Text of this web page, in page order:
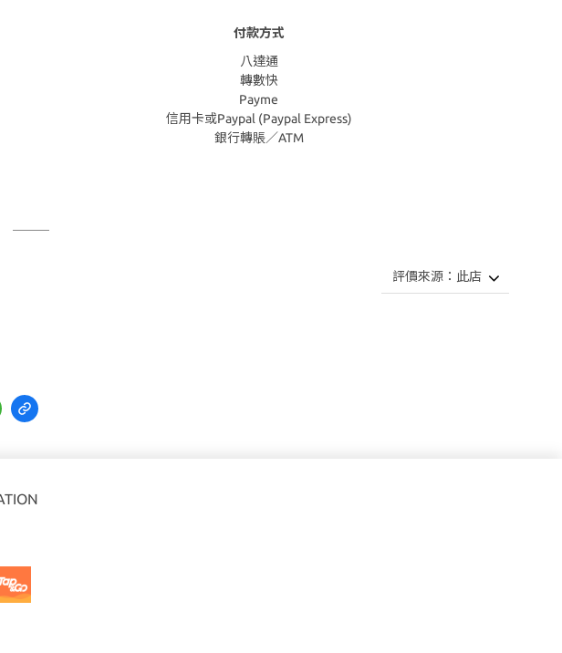
付款方式
八達通
轉數快
Payme
信用卡或Paypal (Paypal Express)
銀行轉賬／ATM